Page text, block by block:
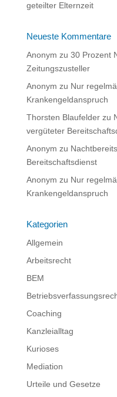
geteilter Elternzeit
Neueste Kommentare
Anonym zu 30 Prozent
Zeitungszusteller
Anonym zu Nur
Krankengeldanspruch
Thorsten Blaufelderzu
vergüteter
Anonym zu
Bereitschaftsdienst
Anonym zu Nur
Krankengeldanspruch
Kategorien
Allgemein
Arbeitsrecht
BEM
Coaching
Kanzleialltag
Kurioses
Mediation
Urteile und Gesetze